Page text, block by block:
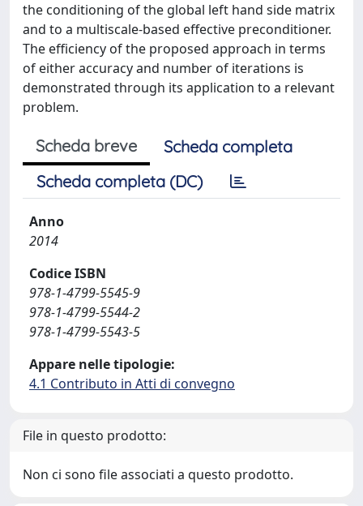
the conditioning of the global left hand side matrix
and to a multiscale-based effective preconditioner.
The efficiency of the proposed approach in terms
of either accuracy and number of iterations is
demonstrated through its application to a relevant
problem.
Scheda breve
Scheda completa
Scheda completa (DC)
Anno
2014
Codice ISBN
978-1-4799-5545-9
978-1-4799-5544-2
978-1-4799-5543-5
Appare nelle tipologie:
4.1 Contributo in Atti di convegno
File in questo prodotto:
Non ci sono file associati a questo prodotto.